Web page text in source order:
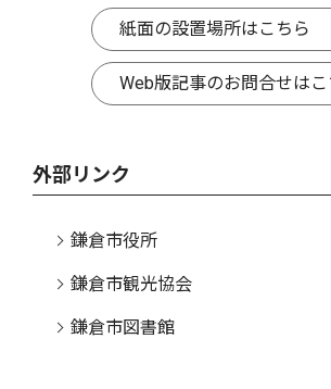
紙面の設置場所はこちら
Web版記事のお問合せはこ
外部リンク
鎌倉市役所
鎌倉市観光協会
鎌倉市図書館